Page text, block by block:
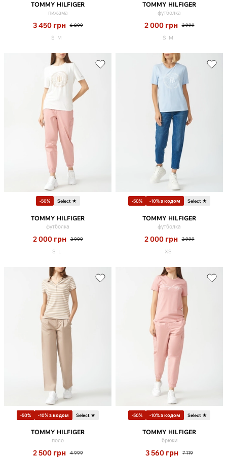
TOMMY HILFIGER
пижама
3 450 грн 6 899
S M
TOMMY HILFIGER
футболка
2 000 грн 3 999
S M
-50% Select ★
TOMMY HILFIGER
футболка
2 000 грн 3 999
S L
-50% -10% з кодом Select ★
TOMMY HILFIGER
футболка
2 000 грн 3 999
XS
-50% -10% з кодом Select ★
TOMMY HILFIGER
поло
2 500 грн 4 999
-50% -10% з кодом Select ★
TOMMY HILFIGER
брюки
3 560 грн 7 119